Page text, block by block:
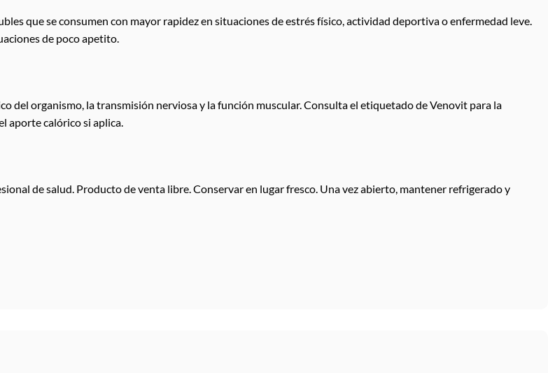
que se consumen con mayor rapidez en situaciones de estrés físico, actividad deportiva o enfermedad leve.
de poco apetito.
del organismo, la transmisión nerviosa y la función muscular. Consulta el etiquetado de Venovit para la
aporte calórico si aplica.
de salud. Producto de venta libre. Conservar en lugar fresco. Una vez abierto, mantener refrigerado y